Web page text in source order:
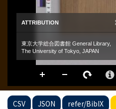
CSV JSON refer/BibIX